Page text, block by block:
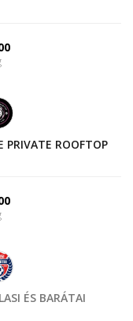
PRIVATE ROOFTOP
ÉS BARÁTAI